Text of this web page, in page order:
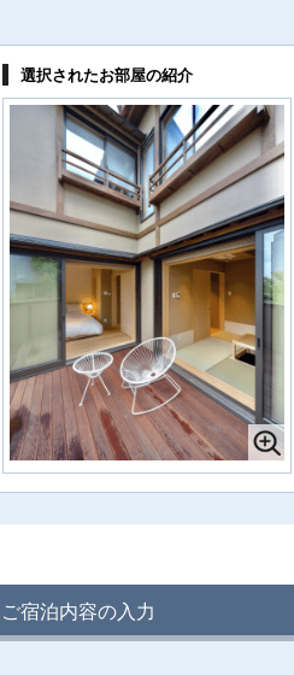
CAMPTON 清水3 セミダブル2台+布団
1名様料金45,000円～
様1室利用時)
定員 2～6名様
CAMPTON 清水2 セミダブル2台+布団
1名様料金45,000円～(2名
様1室利用時)
定員 2～4名様
CAMPTON 清水1 セミダブル2台＋布
団3組
1名様料金50,000円～(2名
様1室利用時)
定員 2～5名様
選択されたお部屋の紹介
ご宿泊内容の入力